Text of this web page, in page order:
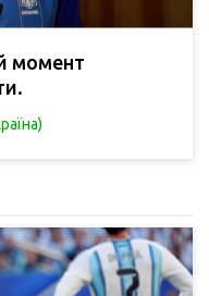
момент